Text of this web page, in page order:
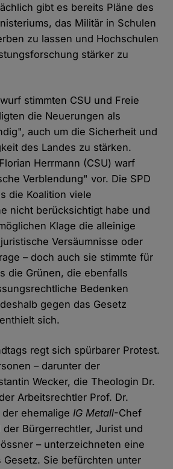
gibt es bereits Pläne des
das Militär in Schulen
zu lassen und Hochschulen
stärker zu
stimmten CSU und Freie
die Neuerungen als
auch um die Sicherheit und
des Landes zu stärken.
Herrmann (CSU) warf
Verblendung" vor. Die SPD
die Koalition viele
nicht berücksichtigt habe und
Klage die alleinige
Versäumnisse oder
– doch auch sie stimmte für
die Grünen, die ebenfalls
Bedenken
gegen das Gesetz
sich.
regt sich spürbarer Protest.
– darunter der
Wecker, die Theologin Dr.
Arbeitsrechtler Prof. Dr.
der ehemaligeIG Metall-Chef
Bürgerrechtler, Jurist und
– unterzeichneten eine
Gesetz. Sie befürchten unter